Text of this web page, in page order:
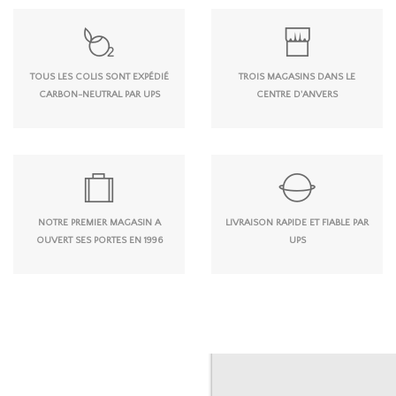
TOUS LES COLIS SONT EXPÉDIÉ
CARBON-NEUTRAL PAR UPS
TROIS MAGASINS DANS LE
CENTRE D'ANVERS
NOTRE PREMIER MAGASIN A
OUVERT SES PORTES EN 1996
LIVRAISON RAPIDE ET FIABLE PAR
UPS